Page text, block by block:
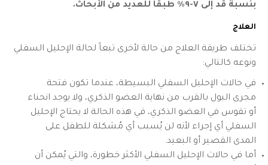
بنسبة قد إلى ٧-٩٪ طبقًا للعديد من الأبحاث.
العلاج
تختلف طريقة العلاج من حالة لأخرى تبعاً لحالة الإحليل السفلي
ونوعه كالتالي:
في حالات الإحليل السفلي البسيطة، عندما تكون فتحة
مجرى البول بالقرب من نهاية العضو الذكري، ولا يوجد انحناء
أو تقوس في العضو الذكري، في هذه الحالة لا يحتاج الإحليل
السفلي أي إجراء لأنه لن يُسبب أي مُشكلة للطفل على
المدى القصير أو البعيد.
أما في حالات الإحليل السفلي الأكثر خطورة، والتي يُمكن أن